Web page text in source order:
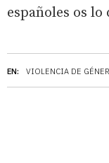
EN: VIOLENCIA DE
españoles os